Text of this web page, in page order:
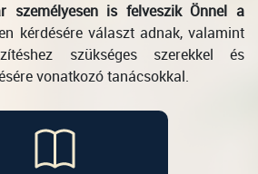
személyesen is felveszik Önnel a
kérdésére választ adnak, valamint
szükséges szerekkel és
vonatkozó tanácsokkal.